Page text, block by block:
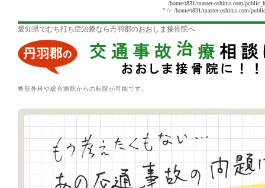
/home/t831/master-oshima.com/
" /> /home/t831/master-oshima.com/
愛知県でむち打ち症治療なら丹羽郡のおおしま接骨院へ
整形外科や総合病院からの転院が可能です。